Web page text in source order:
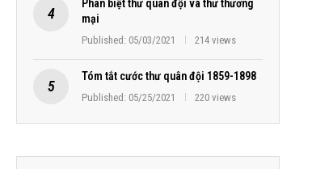
Phân biệt thư quân đội và thư thương
mại
Published: 05/03/2021 214 views
Tóm tắt cước thư quân đội 1859-1898
Published: 05/25/2021 220 views